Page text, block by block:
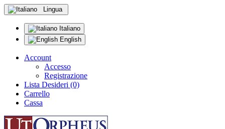
Lingua
Italiano
English
Account
Accesso
Registrazione
Lista Desideri (0)
Carrello
Cassa